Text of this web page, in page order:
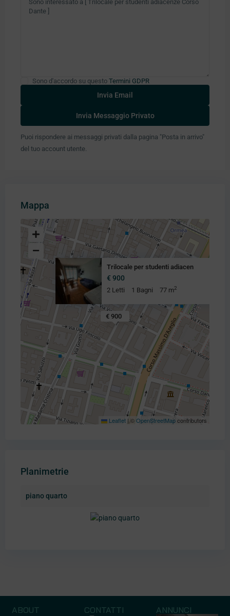
Sono d'accordo su questo Termini GDPR
Puoi rispondere ai messaggi privati ​​dalla pagina "Posta in arrivo"
del tuo account utente.
Mappa
€ 900
Trilocale per studenti adiacen
€ 900
2 Letti 1 Bagni 77 m2
Leaflet | ©OpenStreetMapcontributors
Planimetrie
piano quarto
ABOUT CONTATTI ANNUNCI